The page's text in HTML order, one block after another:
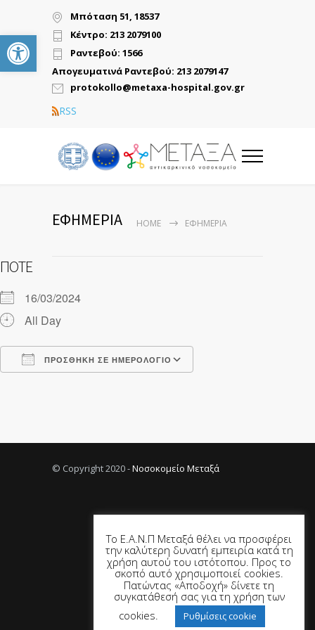
Ανοίξτε τη γραμμή εργαλείων
Μπόταση 51, 18537
Κέντρο: 213 2079100
Ραντεβού: 1566
Απογευματινά Ραντεβού: 213 2079147
protokollo@metaxa-hospital.gov.gr
RSS
ΕΦΗΜΕΡΙΑ HOME ΕΦΗΜΕΡΙΑ
ΠΌΤΕ
16/03/2024
All Day
ΠΡΟΣΘΉΚΗ ΣΕ ΗΜΕΡΟΛΌΓΙΟ
© Copyright 2020 -Νοσοκομείο Μεταξά
Το Ε.Α.Ν.Π Μεταξά θέλει να προσφέρει
την καλύτερη δυνατή εμπειρία κατά τη
χρήση αυτού του ιστότοπου. Προς το
σκοπό αυτό χρησιμοποιεί cookies.
Πατώντας «Αποδοχή» δίνετε τη
συγκατάθεσή σας για τη χρήση των
cookies.
Ρυθμίσεις cookie